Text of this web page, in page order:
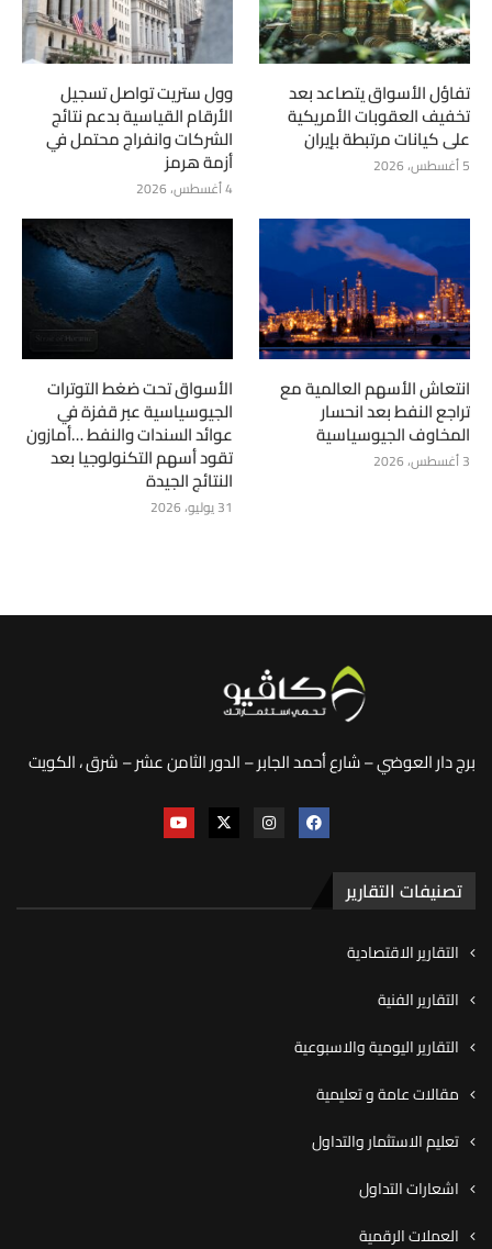
تفاؤل الأسواق يتصاعد بعد
تخفيف العقوبات الأمريكية
على كيانات مرتبطة بإيران
5 أغسطس، 2026
وول ستريت تواصل تسجيل
الأرقام القياسية بدعم نتائج
الشركات وانفراج محتمل في
أزمة هرمز
4 أغسطس، 2026
انتعاش الأسهم العالمية مع
تراجع النفط بعد انحسار
المخاوف الجيوسياسية
3 أغسطس، 2026
الأسواق تحت ضغط التوترات
الجيوسياسية عبر قفزة في
عوائد السندات والنفط …أمازون
تقود أسهم التكنولوجيا بعد
النتائج الجيدة
31 يوليو، 2026
برج دار العوضي – شارع أحمد الجابر – الدور الثامن عشر – شرق ، الكويت
تصنيفات التقارير
التقارير الاقتصادية
التقارير الفنية
التقارير اليومية والاسبوعية
مقالات عامة و تعليمية
تعليم الاستثمار والتداول
اشعارات التداول
العملات الرقمية